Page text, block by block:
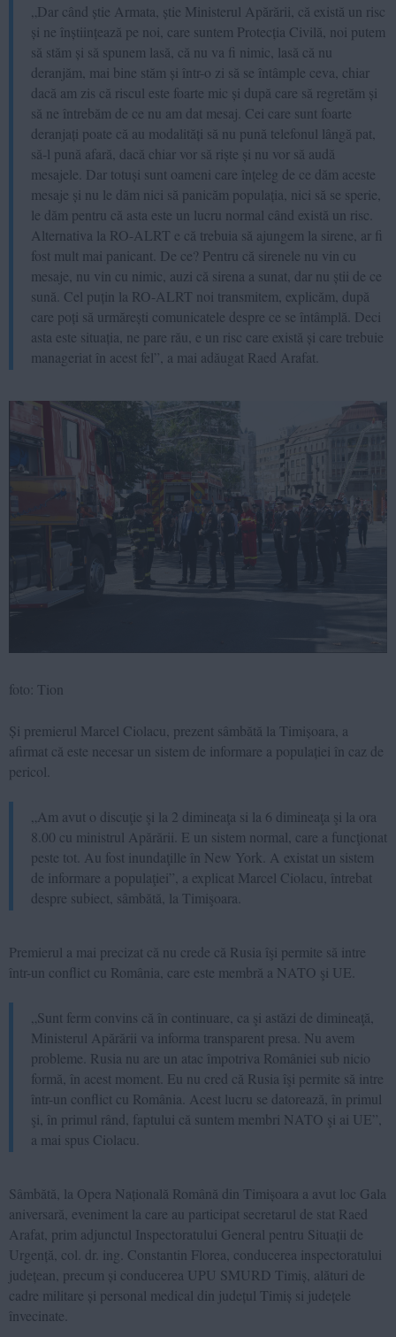
„Dar când știe Armata, știe Ministerul Apărării, că există un risc
și ne înștiințează pe noi, care suntem Protecția Civilă, noi putem
să stăm și să spunem lasă, că nu va fi nimic, lasă că nu
deranjăm, mai bine stăm și într-o zi să se întâmple ceva, chiar
dacă am zis că riscul este foarte mic și după care să regretăm și
să ne întrebăm de ce nu am dat mesaj. Cei care sunt foarte
deranjați poate că au modalități să nu pună telefonul lângă pat,
să-l pună afară, dacă chiar vor să riște și nu vor să audă
mesajele. Dar totuși sunt oameni care înțeleg de ce dăm aceste
mesaje și nu le dăm nici să panicăm populația, nici să se sperie,
le dăm pentru că asta este un lucru normal când există un risc.
Alternativa la RO-ALRT e că trebuia să ajungem la sirene, ar fi
fost mult mai panicant. De ce? Pentru că sirenele nu vin cu
mesaje, nu vin cu nimic, auzi că sirena a sunat, dar nu știi de ce
sună. Cel puțin la RO-ALRT noi transmitem, explicăm, după
care poți să urmărești comunicatele despre ce se întâmplă. Deci
asta este situația, ne pare rău, e un risc care există și care trebuie
manageriat în acest fel”, a mai adăugat Raed Arafat.
foto: Tion
Și premierul Marcel Ciolacu, prezent sâmbătă la Timișoara, a
afirmat că este necesar un sistem de informare a populației în caz de
pericol.
„Am avut o discuţie şi la 2 dimineaţa si la 6 dimineaţa şi la ora
8.00 cu ministrul Apărării. E un sistem normal, care a funcţionat
peste tot. Au fost inundaţille în New York. A existat un sistem
de informare a populaţiei”, a explicat Marcel Ciolacu, întrebat
despre subiect, sâmbătă, la Timişoara.
Premierul a mai precizat că nu crede că Rusia îşi permite să intre
într-un conflict cu România, care este membră a NATO şi UE.
„Sunt ferm convins că în continuare, ca şi astăzi de dimineaţă,
Ministerul Apărării va informa transparent presa. Nu avem
probleme. Rusia nu are un atac împotriva României sub nicio
formă, în acest moment. Eu nu cred că Rusia îşi permite să intre
într-un conflict cu România. Acest lucru se datorează, în primul
şi, în primul rând, faptului că suntem membri NATO şi ai UE”,
a mai spus Ciolacu.
Sâmbătă, la Opera Națională Română din Timișoara a avut loc Gala
aniversară, eveniment la care au participat secretarul de stat Raed
Arafat, prim adjunctul Inspectoratului General pentru Situații de
Urgență, col. dr. ing. Constantin Florea, conducerea inspectoratului
județean, precum și conducerea UPU SMURD Timiș, alături de
cadre militare și personal medical din județul Timiș si județele
învecinate.